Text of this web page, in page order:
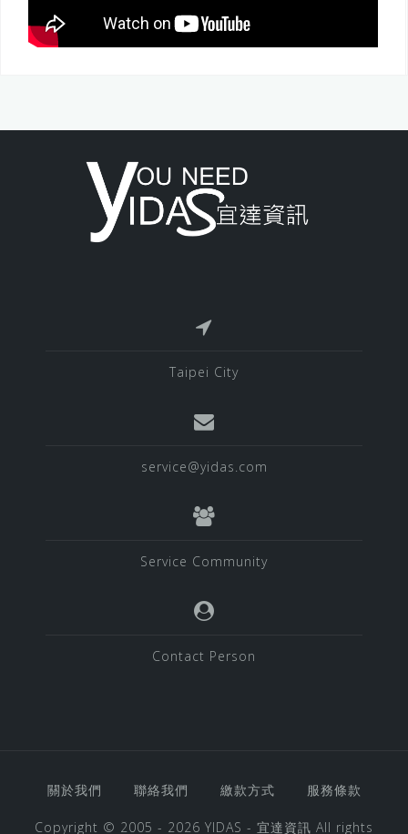
Taipei City
service@yidas.com
Service Community
Contact Person
關於我們 聯絡我們 繳款方式 服務條款
Copyright © 2005 - 2026 YIDAS - 宜達資訊 All rights